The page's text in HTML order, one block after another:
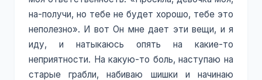
на-получи, но тебе не будет хорошо, тебе это
неполезно». И вот Он мне дает эти вещи, и я
иду, и натыкаюсь опять на какие-то
неприятности. На какую-то боль, наступаю на
старые грабли, набиваю шишки и начинаю